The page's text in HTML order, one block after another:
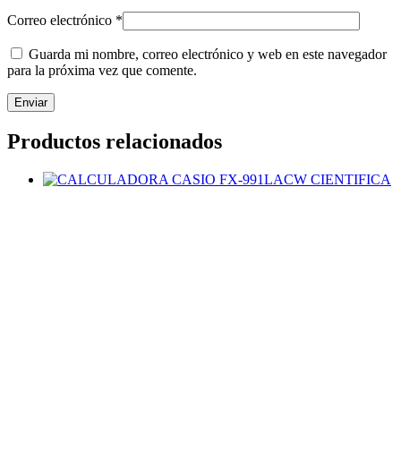
Correo electrónico *
Guarda mi nombre, correo electrónico y web en este navegador
para la próxima vez que comente.
Productos relacionados